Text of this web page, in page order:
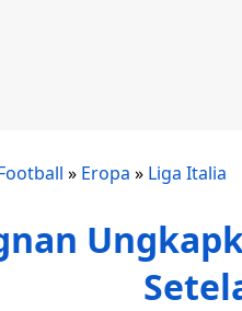
» Eropa » Liga Italia